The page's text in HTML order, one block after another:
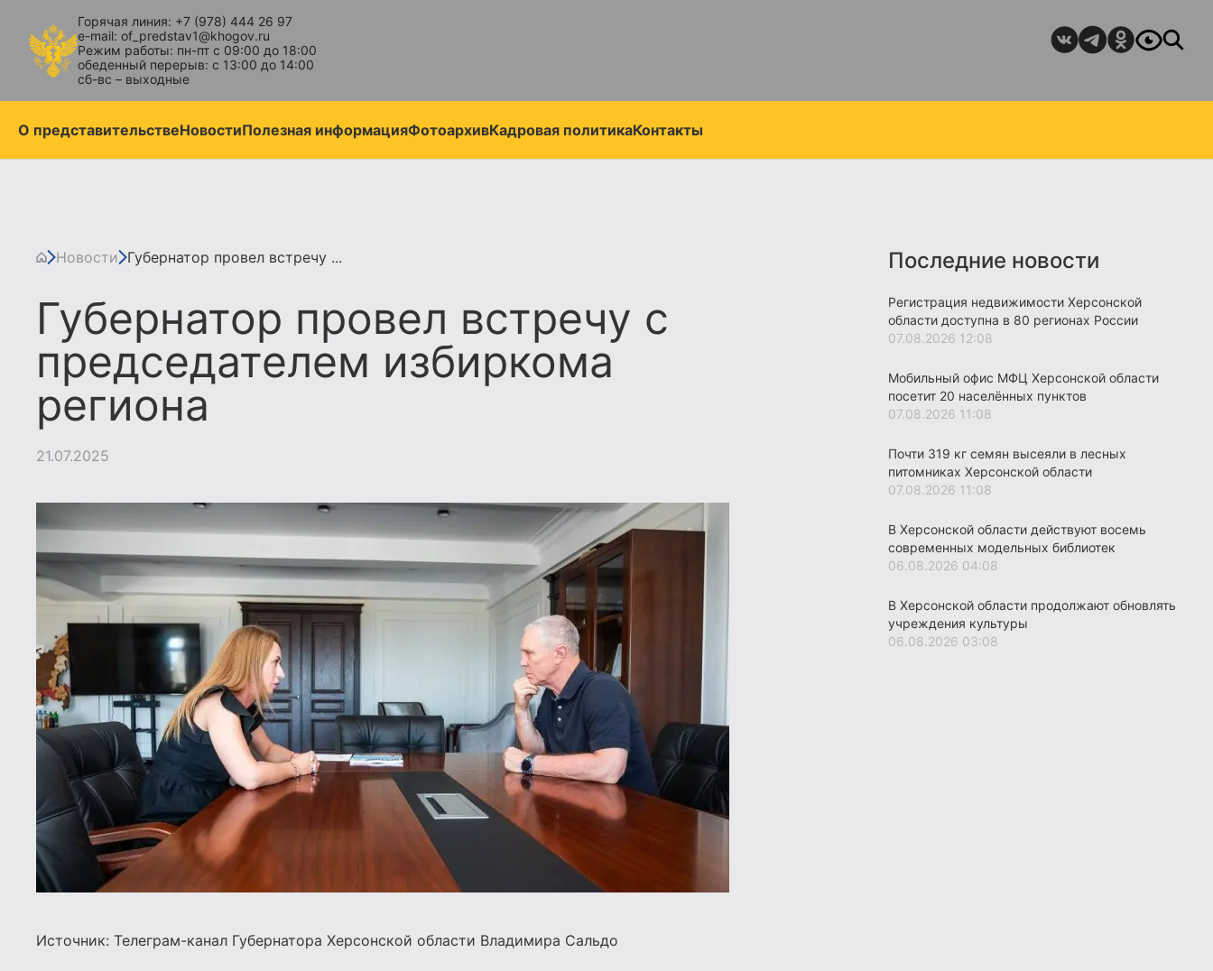
Горячая линия: +7 (978) 444 26 97
e-mail: of_predstav1@khogov.ru
Режим работы: пн-пт с 09:00 до 18:00
обеденный перерыв: с 13:00 до 14:00
сб-вс – выходные
О представительствеНовостиПолезная информацияФотоархивКадровая политикаКонтакты
Новости Губернатор провел встречу ...
Губернатор провел встречу с
председателем избиркома
региона
21.07.2025
Источник: Телеграм-канал Губернатора Херсонской области Владимира Сальдо
Последние новости
Регистрация недвижимости Херсонской
области доступна в 80 регионах России
07.08.2026 12:08
Мобильный офис МФЦ Херсонской области
посетит 20 населённых пунктов
07.08.2026 11:08
Почти 319 кг семян высеяли в лесных
питомниках Херсонской области
07.08.2026 11:08
В Херсонской области действуют восемь
современных модельных библиотек
06.08.2026 04:08
В Херсонской области продолжают обновлять
учреждения культуры
06.08.2026 03:08